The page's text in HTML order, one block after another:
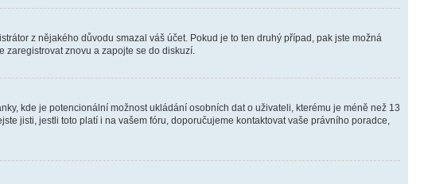
z nějakého důvodu smazal váš účet. Pokud je to ten druhý případ, pak jste možná
zaregistrovat znovu a zapojte se do diskuzí.
kde je potencionální možnost ukládání osobních dat o uživateli, kterému je méně než 13
jisti, jestli toto platí i na vašem fóru, doporučujeme kontaktovat vaše právního poradce,